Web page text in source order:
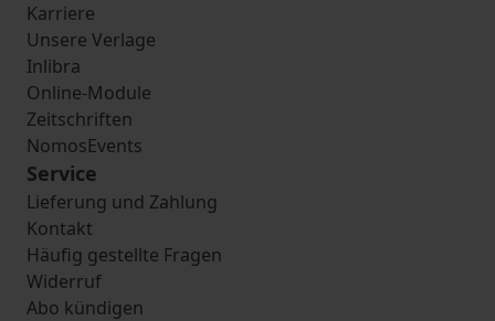
Karriere
Unsere Verlage
Inlibra
Online-Module
Zeitschriften
NomosEvents
Service
Lieferung und Zahlung
Kontakt
Häufig gestellte Fragen
Widerruf
Abo kündigen